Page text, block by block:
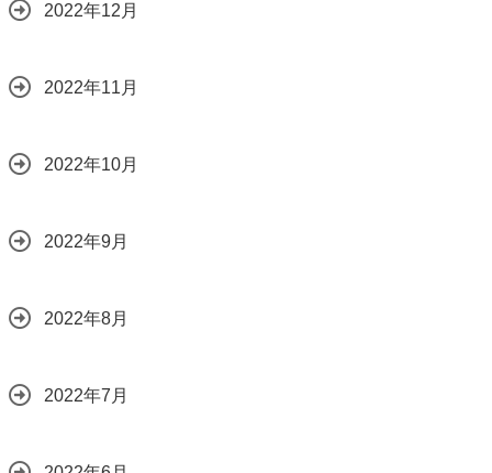
2022年12月
2022年11月
2022年10月
2022年9月
2022年8月
2022年7月